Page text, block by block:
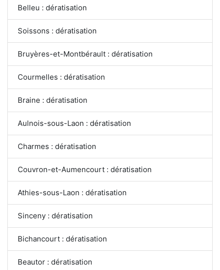
Belleu : dératisation
Soissons : dératisation
Bruyères-et-Montbérault : dératisation
Courmelles : dératisation
Braine : dératisation
Aulnois-sous-Laon : dératisation
Charmes : dératisation
Couvron-et-Aumencourt : dératisation
Athies-sous-Laon : dératisation
Sinceny : dératisation
Bichancourt : dératisation
Beautor : dératisation